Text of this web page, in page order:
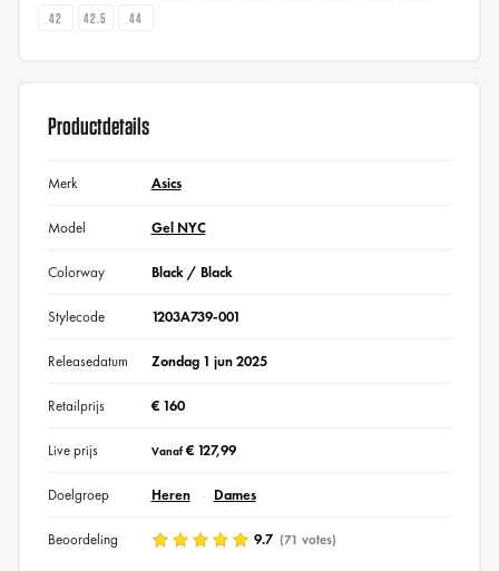
42
42.5 44
Productdetails
Merk Asics
Model Gel NYC
Colorway Black / Black
Stylecode 1203A739-001
Releasedatum Zondag 1 jun 2025
Retailprijs € 160
Live prijs Vanaf€ 127,99
Doelgroep Heren Dames
Beoordeling 9.7 (71 votes)